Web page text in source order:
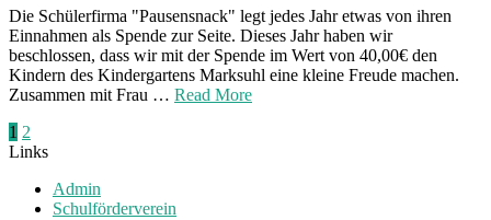
Die Schülerfirma "Pausensnack" legt jedes Jahr etwas von ihren
Einnahmen als Spende zur Seite. Dieses Jahr haben wir
beschlossen, dass wir mit der Spende im Wert von 40,00€ den
Kindern des Kindergartens Marksuhl eine kleine Freude machen.
Zusammen mit Frau … Read More
Seitennummerierung
der
Beiträge
1 2
Links
Admin
Schulförderverein